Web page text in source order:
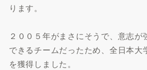
ります。
２００５年がまさにそうで、意志が
できるチームだったため、全日本大
を獲得しました。